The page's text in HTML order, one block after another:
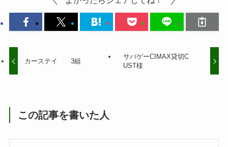
カーステイ 3組
サバゲーCIMAX貸切C
UST様
この記事を書いた人